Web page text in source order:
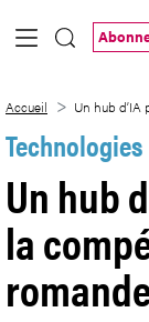
Saut au contenu
Accueil Un hub d’IA
Technologies
Un hub
la